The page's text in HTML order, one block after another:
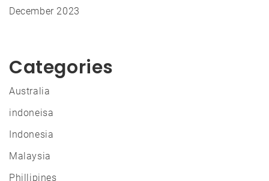
December 2023
Categories
Australia
indoneisa
Indonesia
Malaysia
Phillipines